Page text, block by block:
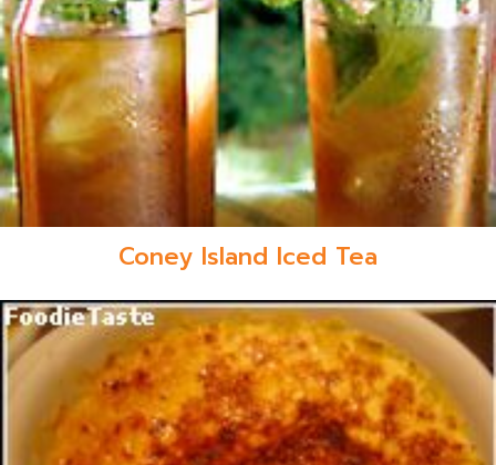
Coney Island Iced Tea